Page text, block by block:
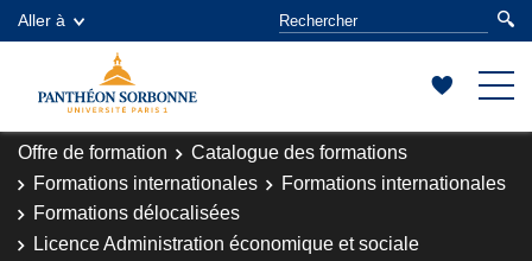
Aller à
Offre de formation
Catalogue des formations
Formations internationales
Formations internationales
Formations délocalisées
Licence Administration économique et sociale